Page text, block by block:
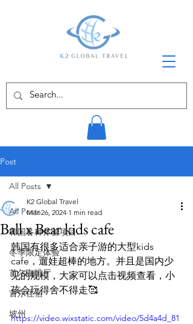
Post
All Posts
韩国各种体验项目
冬季限定体验
首尔咖啡厅
首尔住宿
坡州
All Posts
Ball x Bear kids cafe
K2 Global Travel
Mar 26, 2024 1 min read
韩国有很多适合亲子游的大型kids
cafe，遛娃超棒的地方。并且是国内少
见的规模，大家可以点击视频查看，小
孩会玩得舍不得走🥰
https://video.wixstatic.com/video/5d4a4d_81